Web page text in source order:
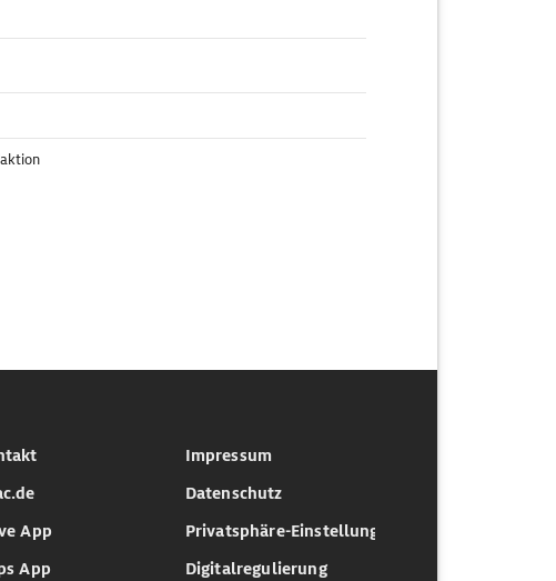
App
App
Impressum
Datenschutz
Privatsphäre-Einstellungen
Digitalregulierung